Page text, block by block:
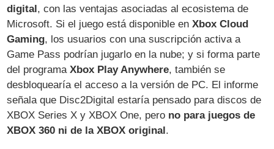
digital, con las ventajas asociadas al ecosistema de
Microsoft. Si el juego está disponible enXbox Cloud
Gaming, los usuarios con una suscripción activa a
Game Pass podrían jugarlo en la nube; y si forma parte
del programaXbox Play Anywhere, también se
desbloquearía el acceso a la versión de PC. El informe
señala que Disc2Digital estaría pensado para discos de
XBOX Series X y XBOX One, pero no para juegos de
XBOX 360 ni de la XBOX original.